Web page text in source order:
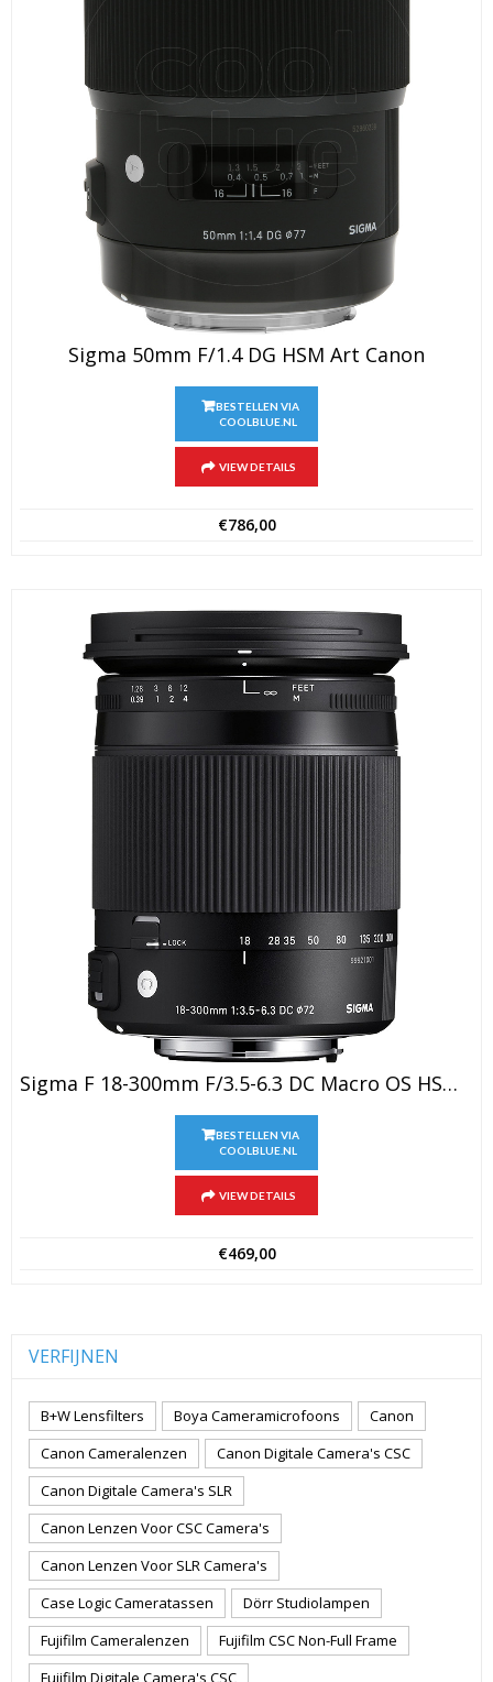
Sigma 50mm F/1.4 DG HSM Art Canon
BESTELLEN VIA
COOLBLUE.NL
VIEW DETAILS
€786,00
Sigma F 18-300mm F/3.5-6.3 DC Macro OS HSM C Nikon
BESTELLEN VIA
COOLBLUE.NL
VIEW DETAILS
€469,00
VERFIJNEN
B+W Lensfilters Boya Cameramicrofoons
Canon
Canon Cameralenzen
Canon Digitale Camera's CSC
Canon Digitale Camera's SLR
Canon Lenzen Voor CSC Camera's
Canon Lenzen Voor SLR Camera's
Case Logic Cameratassen
Dörr Studiolampen
Fujifilm Cameralenzen
Fujifilm CSC Non-Full Frame